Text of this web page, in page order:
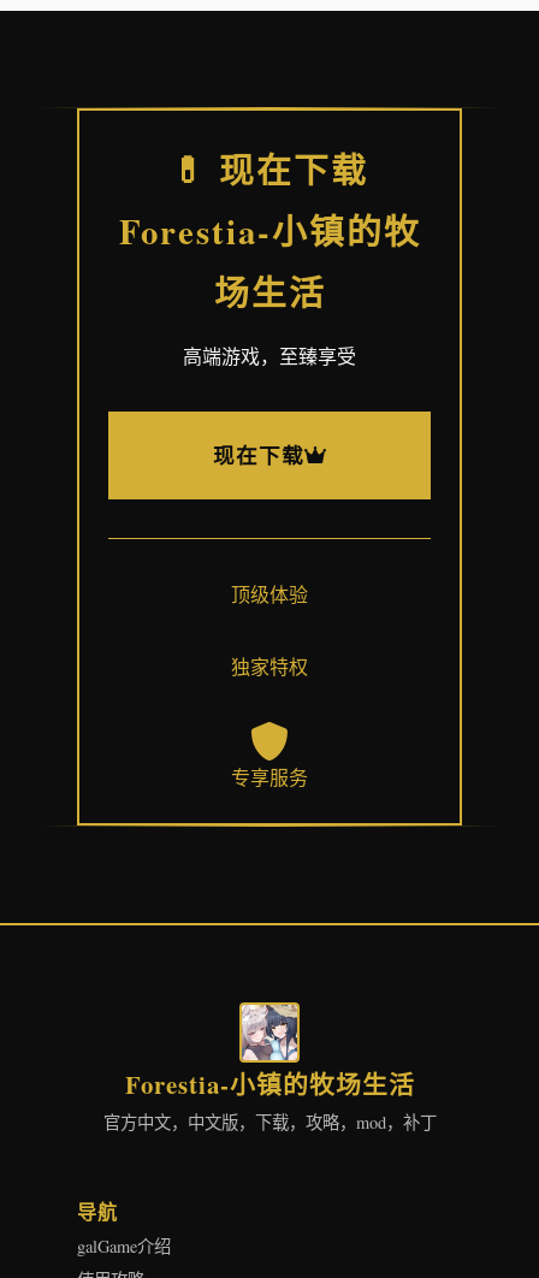
💊 现在下载
Forestia-小镇的牧
场生活
高端游戏，至臻享受
现在下载
顶级体验
独家特权
专享服务
Forestia-小镇的牧场生活
官方中文，中文版，下载，攻略，mod，补丁
导航
galGame介绍